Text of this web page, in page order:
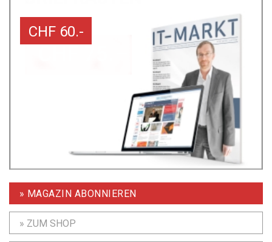
CHF 60.-
» MAGAZIN ABONNIEREN
» ZUM SHOP